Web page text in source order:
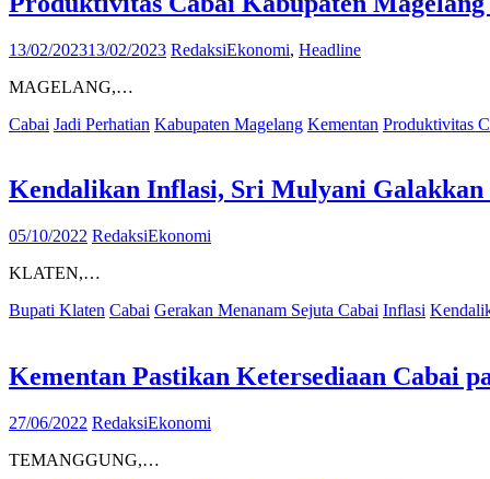
13/02/202313/02/2023 RedaksiEkonomi, Headline
MAGELANG,…
Cabai Jadi Perhatian Kabupaten Magelang Kementan Produktivitas
Kendalikan Inflasi, Sri Mulyani Galakkan
05/10/2022 RedaksiEkonomi
KLATEN,…
Bupati Klaten Cabai Gerakan Menanam Sejuta Cabai Inflasi
Kementan Pastikan Ketersediaan Cabai
27/06/2022 RedaksiEkonomi
TEMANGGUNG,…